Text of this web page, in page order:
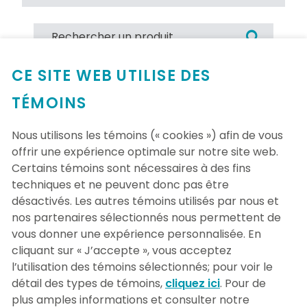
Aucun produit trouvé
CE SITE WEB UTILISE DES
TÉMOINS
Nous utilisons les témoins (« cookies ») afin de vous
offrir une expérience optimale sur notre site web.
Certains témoins sont nécessaires à des fins
techniques et ne peuvent donc pas être
désactivés. Les autres témoins utilisés par nous et
nos partenaires sélectionnés nous permettent de
vous donner une expérience personnalisée. En
cliquant sur « J’accepte », vous acceptez
l’utilisation des témoins sélectionnés; pour voir le
détail des types de témoins, cliquez ici. Pour de
plus amples informations et consulter notre